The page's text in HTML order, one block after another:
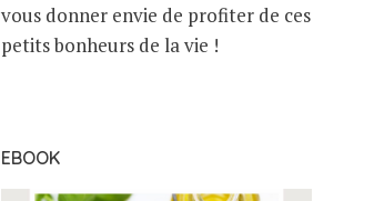
vous donner envie de profiter de ces
petits bonheurs de la vie !
EBOOK